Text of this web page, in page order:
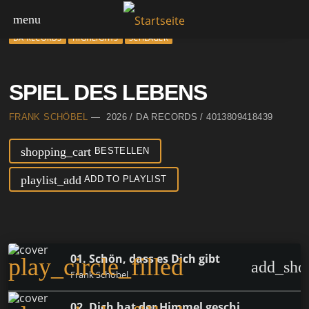
menu
DA RECORDS HIGHLIGHTS SCHLAGER
SPIEL DES LEBENS
FRANK SCHÖBEL — 2026 / DA RECORDS / 4013809418439
shopping_cart BESTELLEN
playlist_add ADD TO PLAYLIST
play_circle_filled
01. Schön, dass es Dich gibt
Frank Schöbel